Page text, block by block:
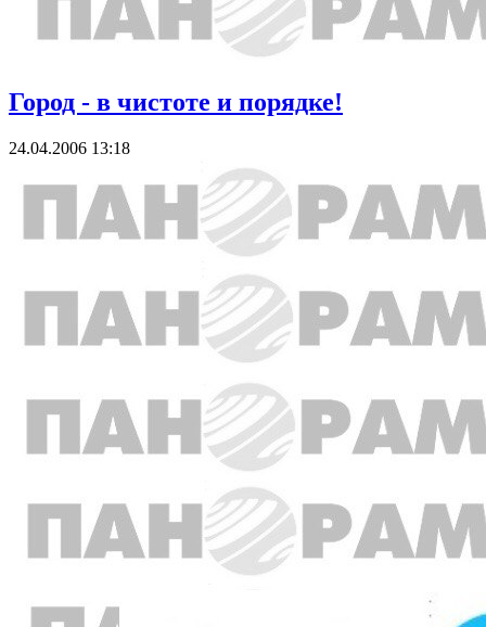
Город - в чистоте и порядке!
24.04.2006 13:18